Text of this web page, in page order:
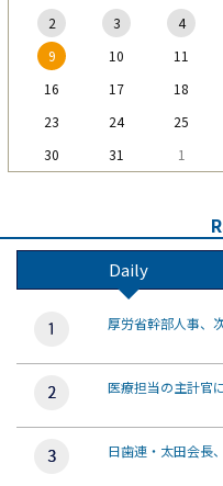
2
3 4
9
10 11
16
17 18
23
24 25
30
31 1
Daily
厚労省幹部人事、
医療担当の主計
日歯連・太田会